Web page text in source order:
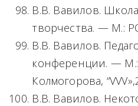
В.В. Вавилов.
творчества. — М.:
В.В. Вавилов.
конференции. —
Колмогорова,
В.В. Вавилов.